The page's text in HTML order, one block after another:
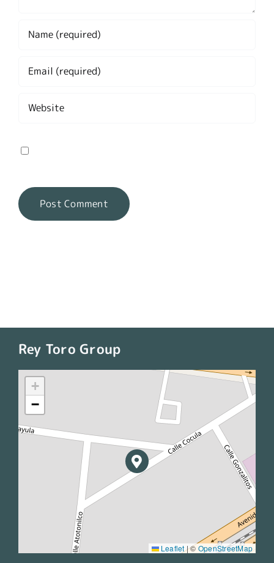
Rey Toro Group
+
−
Leaflet |©OpenStreetMap